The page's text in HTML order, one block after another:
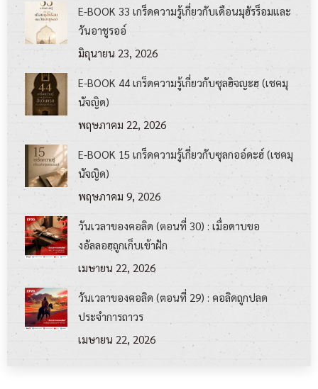
E-BOOK 33 เกร็ดความรู้เกี่ยวกับเดือนมุฮัรร็อมและ
วันอาชูรออ์
มิถุนายน 23, 2026
E-BOOK 44 เกร็ดความรู้เกี่ยวกับซุลฮิจญะฮฺ (เชคมุ
นัจญิด)
พฤษภาคม 22, 2026
E-BOOK 15 เกร็ดความรู้เกี่ยวกับซุลกออ์ดะฮ์ (เชคมุ
นัจญิด)
พฤษภาคม 9, 2026
วันเวลาของคอลิด (ตอนที่ 30) : เมื่อดาบขอ
งอัลลอฮฺถูกเก็บเข้าฝัก
เมษายน 22, 2026
วันเวลาของคอลิด (ตอนที่ 29) : คอลิดถูกปลด
ประจำการถาวร
เมษายน 22, 2026